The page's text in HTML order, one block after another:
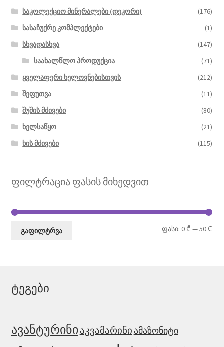
საკოლექციო მინერალები (დეკორი)
(176)
სასაჩუქრე კომპლექტები
(1)
სხვადასხვა
(147)
საახალწლო პროდუქცია
(71)
ყველაფერი ხელოვნებისთვის
(212)
შეფუთვა
(11)
შუშის მძივები
(80)
ხელსაწყო
(21)
ხის მძივები
(115)
ფილტრაცია ფასის მიხედვით
გაფილტრვა ფასი:0 ₾—50 ₾
ტეგები
ავანტურინიაკვამარინი ამაზონიტი